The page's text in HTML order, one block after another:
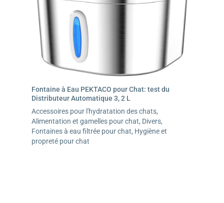
Fontaine à Eau PEKTACO pour Chat: test du
Distributeur Automatique 3, 2 L
Accessoires pour l'hydratation des chats,
Alimentation et gamelles pour chat, Divers,
Fontaines à eau filtrée pour chat, Hygiène et
propreté pour chat